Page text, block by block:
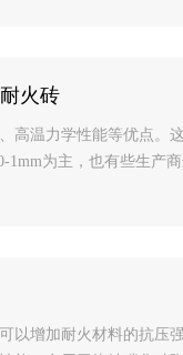
火砖
高温力学性能等优点。
为主，也有些生产
以增加耐火材料的抗压